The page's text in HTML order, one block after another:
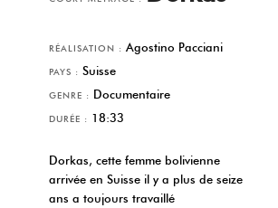
RÉALISATION : Agostino Pacciani
PAYS : Suisse
GENRE : Documentaire
DURÉE : 18:33
Dorkas, cette femme bolivienne
arrivée en Suisse il y a plus de seize
ans a toujours travaillé